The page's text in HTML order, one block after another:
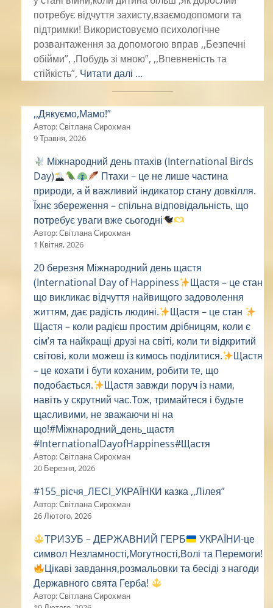
потребує відчуття захисту,взаємодопомоги та
підтримки! Використовуємо психологічне
розвантаження за допомогою вправ ,,Безпечні
обійми”, ,Побудь зі мною”, ,,Впевненість та
стійкість”, Читати далі …
,,Дякуємо,Мамо!”
Автор: Світлана Сирохман
9 Травня, 2026
Міжнародний день птахів (International Birds
Day)
Птахи – це не лише частина
природи, а й важливий індикатор стану довкілля.
Їхнє збереження – спільна відповідальність, що
потребує уваги вже сьогодні
Автор: Світлана Сирохман
1 Квітня, 2026
20 березня Міжнародний день щастя
(International Day of Happiness
Щастя – це стан
що викликає відчуття найвищого задоволення
життям, дає радість людині.
Щастя – це стан
Щастя – коли радієш простим дрібницям, коли є
сім’я та найкращі друзі на світі, коли ти відкритий
світові, коли можеш із кимось поділитися.
Щастя
– це кохати і бути коханим, робити те, що
подобається.
Щастя завжди поруч із нами,
навіть у скрутний час.Тож, тримайтеся і будьте
щасливими, не зважаючи ні на
що!#Міжнародний_день_щастя
#InternationalDayofHappiness#Щастя
Автор: Світлана Сирохман
20 Березня, 2026
#155_рісчя_ЛЕСІ_УКРАЇНКИ казка ,,Лілея”
Автор: Світлана Сирохман
26 Лютого, 2026
ТРИЗУБ – ДЕРЖАВНИЙ ГЕРБ
УКРАЇНИ-це
символ Незламності,Могутності,Волі та Перемоги!
Цікаві завдання,розмальовки та бесіді з нагоди
Державного свята Герба!
Автор: Світлана Сирохман